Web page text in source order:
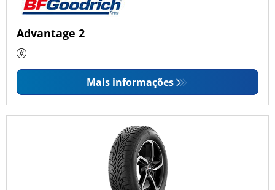
Advantage 2
Mais informações